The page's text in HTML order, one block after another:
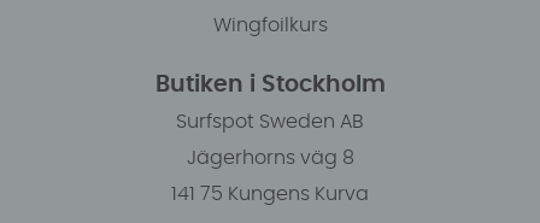
Wingfoilkurs
Butiken i Stockholm
Surfspot Sweden AB
Jägerhorns väg 8
141 75 Kungens Kurva